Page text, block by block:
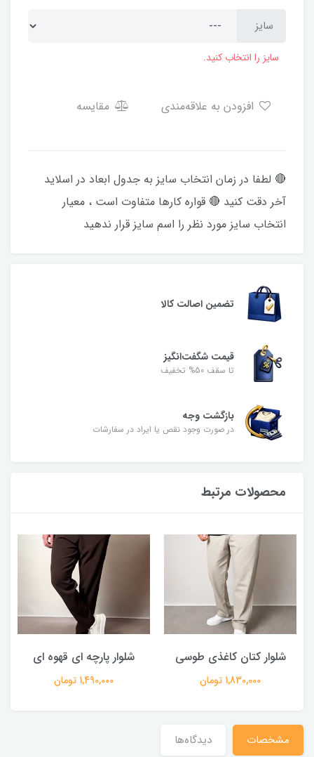
سایز
سایز را انتخاب کنید.
مقایسه
🔴 لطفا در زمان انتخاب سایز به جدول ابعاد در اسلاید
آخر دقت کنید 🔴 قواره کارها متفاوت است ، معیار
انتخاب سایز مورد نظر را اسم سایز قرار ندهید
تضمین اصالت کالا
قیمت شگفت‌انگیز
تا سقف 50% تخفیف
بازگشت وجه
در صورت وجود نقص یا ایراد در سفارشات
محصولات مرتبط
شلوار کتان کاغذی طوسی
1,830,000 تومان
شلوار پارچه ای قهوه ای
1,490,000 تومان
مشخصات دیدگاه‌ها